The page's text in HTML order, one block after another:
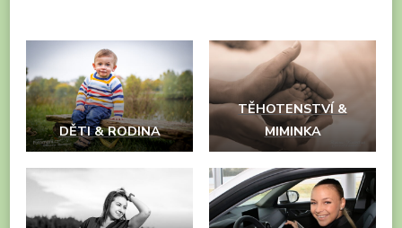
DĚTI & RODINA
TĚHOTENSTVÍ &
MIMINKA